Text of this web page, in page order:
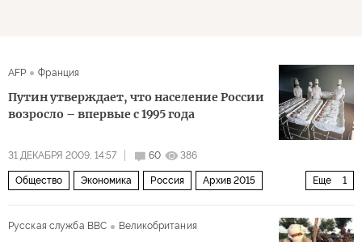
AFP Франция
Путин утверждает, что население России
возросло – впервые с 1995 года
31 ДЕКАБРЯ 2009, 14:57 60 386
Еще 1
Общество Экономика Россия Архив 2015
Русская служба BBC
Великобритания